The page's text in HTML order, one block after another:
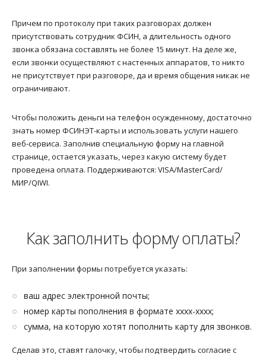
Причем по протоколу при таких разговорах должен
присутствовать сотрудник ФСИН, а длительность одного
звонка обязана составлять не более 15 минут. На деле же,
если звонки осуществляют с настенных аппаратов, то никто
не присутствует при разговоре, да и время общения никак не
ограничивают.
Чтобы положить деньги на телефон осужденному, достаточно
знать номер ФСИНЭТ-карты и использовать услуги нашего
веб-сервиса. Заполнив специальную форму на главной
странице, остается указать, через какую систему будет
проведена оплата. Поддерживаются: VISA/MasterCard/
МИР/QIWI.
Как заполнить форму оплаты?
При заполнении формы потребуется указать:
ваш адрес электронной почты;
номер карты пополнения в формате хххх-хххх;
сумма, на которую хотят пополнить карту для звонков.
Сделав это, ставят галочку, чтобы подтвердить согласие с